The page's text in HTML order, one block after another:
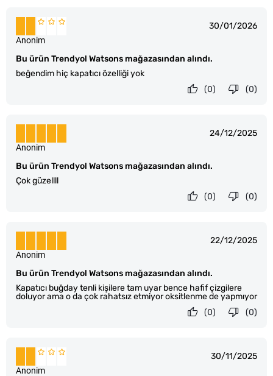
30/01/2026
Bu ürün Trendyol Watsons mağazasından alındı.
beğendim hiç kapatıcı özelliği yok
Anonim
(0)
(0)
24/12/2025
Bu ürün Trendyol Watsons mağazasından alındı.
Çok güzellll
Anonim
(0)
(0)
22/12/2025
Bu ürün Trendyol Watsons mağazasından alındı.
Kapatıcı buğday tenli kişilere tam uyar bence hafif çizgilere
doluyor ama o da çok rahatsız etmiyor oksitlenme de yapmıyor
Anonim
(0)
(0)
30/11/2025
Anonim